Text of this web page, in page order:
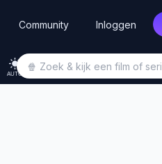
Community Inloggen
AUTO